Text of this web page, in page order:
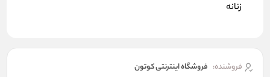
زنانه
فروشنده: فروشگاه اینترنتی کوتون